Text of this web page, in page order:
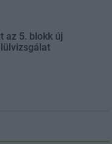
az 5. blokk új